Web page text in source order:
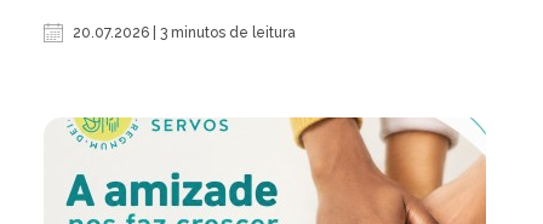
20.07.2026 | 3 minutos de leitura